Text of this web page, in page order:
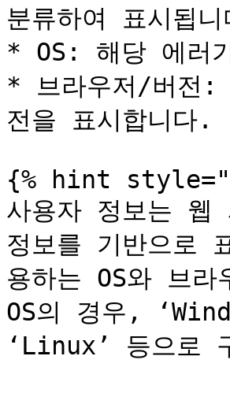
분류하여 표시됩
* OS: 해당 에러
* 브라우저/버전:
전을 표시합니다.
{% hint
사용자 정보는 웹
정보를 기반으로
용하는 OS와 브
OS의 경우,
‘Linux’ 등으로